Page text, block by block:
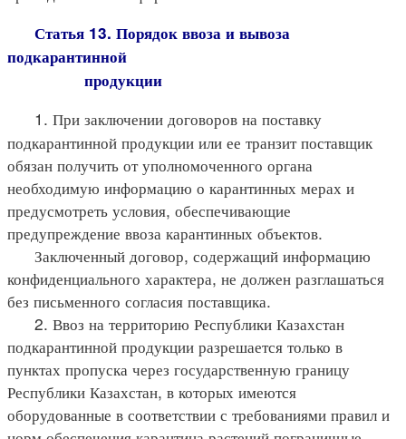
Статья 13. Порядок ввоза и вывоза
подкарантинной
продукции
1. При заключении договоров на поставку
подкарантинной продукции или ее транзит поставщик
обязан получить от уполномоченного органа
необходимую информацию о карантинных мерах и
предусмотреть условия, обеспечивающие
предупреждение ввоза карантинных объектов.
Заключенный договор, содержащий информацию
конфиденциального характера, не должен разглашаться
без письменного согласия поставщика.
2. Ввоз на территорию Республики Казахстан
подкарантинной продукции разрешается только в
пунктах пропуска через государственную границу
Республики Казахстан, в которых имеются
оборудованные в соответствии с требованиями правил и